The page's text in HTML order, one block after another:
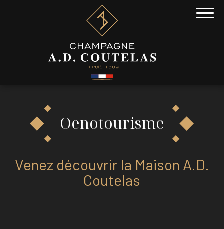
Oenotourisme
Venez découvrir la Maison A.D.
Coutelas